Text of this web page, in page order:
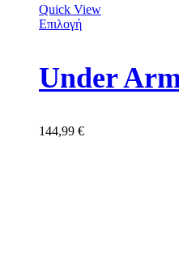
Quick View
Επιλογή
Under
144,99 €